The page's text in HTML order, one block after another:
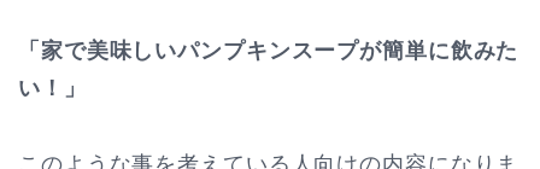
「家で美味しいパンプキンスープが簡単に飲みた
い！」
このような事を考えている人向けの内容になりま